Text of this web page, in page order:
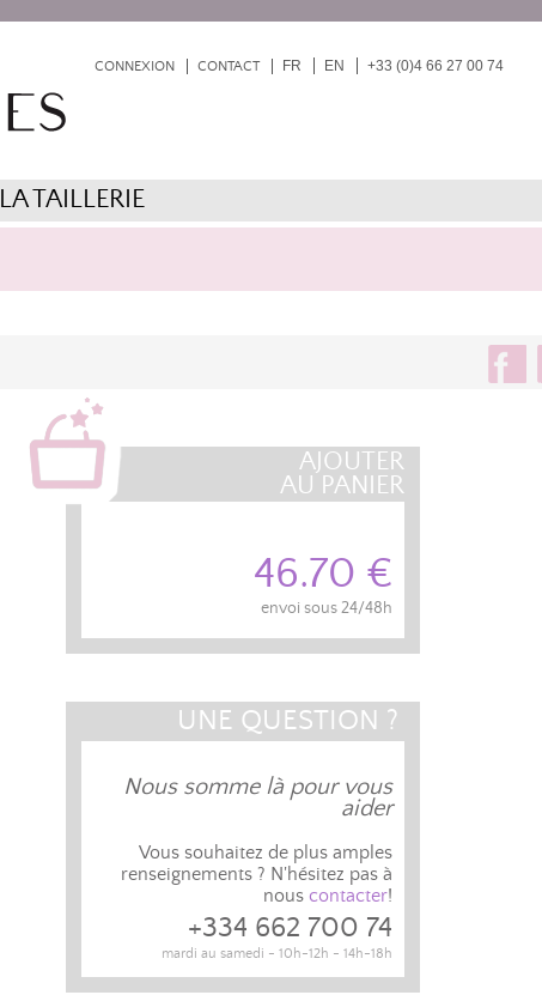
CONNEXION CONTACT FR EN +33 (0)4 66 27 00 74
LA TAILLERIE
AJOUTER
AU PANIER
46.70 €
envoi sous 24/48h
UNE QUESTION ?
Nous somme là pour vous
aider
Vous souhaitez de plus amples
renseignements ? N'hésitez pas à
nous contacter!
+334 662 700 74
mardi au samedi - 10h-12h - 14h-18h